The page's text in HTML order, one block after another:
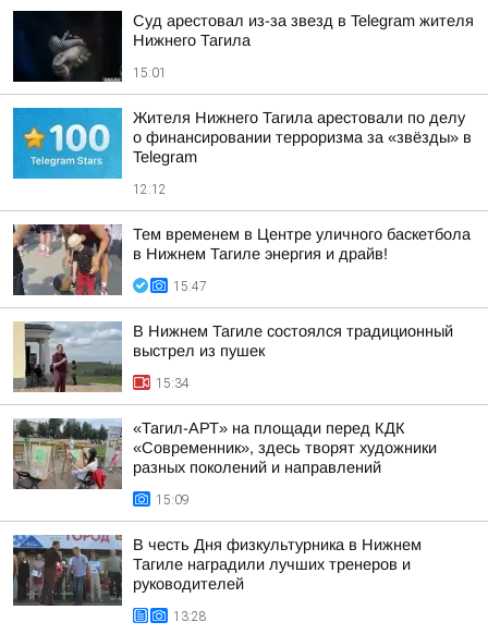
Суд арестовал из-за звезд в Telegram жителя
Нижнего Тагила
15:01
Жителя Нижнего Тагила арестовали по делу
о финансировании терроризма за «звёзды» в
Telegram
12:12
Тем временем в Центре уличного баскетбола
в Нижнем Тагиле энергия и драйв!
15:47
В Нижнем Тагиле состоялся традиционный
выстрел из пушек
15:34
«Тагил-АРТ» на площади перед КДК
«Современник», здесь творят художники
разных поколений и направлений
15:09
В честь Дня физкультурника в Нижнем
Тагиле наградили лучших тренеров и
руководителей
13:28